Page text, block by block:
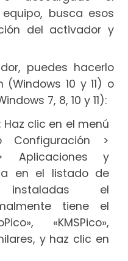
busca esos
del activador y
puedes hacerlo
10 y 11) o
7, 8, 10 y 11):
clic en el menú
>
Aplicaciones y
en el listado de
instaladas el
tiene el
«KMSPico»,
y haz clic en